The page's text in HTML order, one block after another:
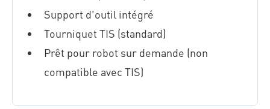
Support d'outil intégré
Tourniquet TIS (standard)
Prêt pour robot sur demande (non
compatible avec TIS)